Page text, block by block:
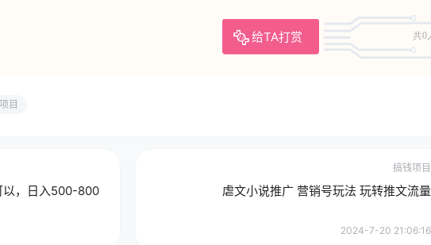
给TA打赏 共0
目
以，日入500-800
搞钱项目
虐文小说推广 营销号玩法 玩转推文流量
2024-7-20 21:06:16